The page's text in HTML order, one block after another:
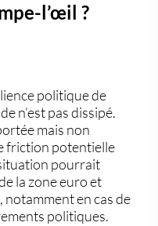
l’œil ?
politique de
n’est pas dissipé.
mais non
friction potentielle
pourrait
la zone euro et
en cas de
politiques.